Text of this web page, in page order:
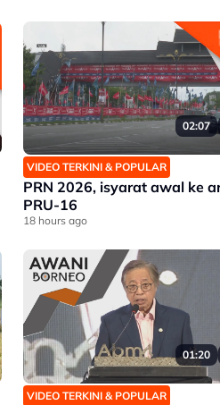
02:07
VIDEO TERKINI & POPULAR
PRN 2026, isyarat awal ke
PRU-16
18 hours ago
01:20
VIDEO TERKINI & POPULAR